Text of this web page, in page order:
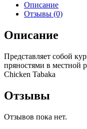
Описание
Отзывы (0)
Описание
Представляет собой
пряностями в местной
Chicken Tabaka
Отзывы
Отзывов пока нет.